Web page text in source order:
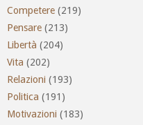
Competere (219)
Pensare (213)
Libertà (204)
Vita (202)
Relazioni (193)
Politica (191)
Motivazioni (183)